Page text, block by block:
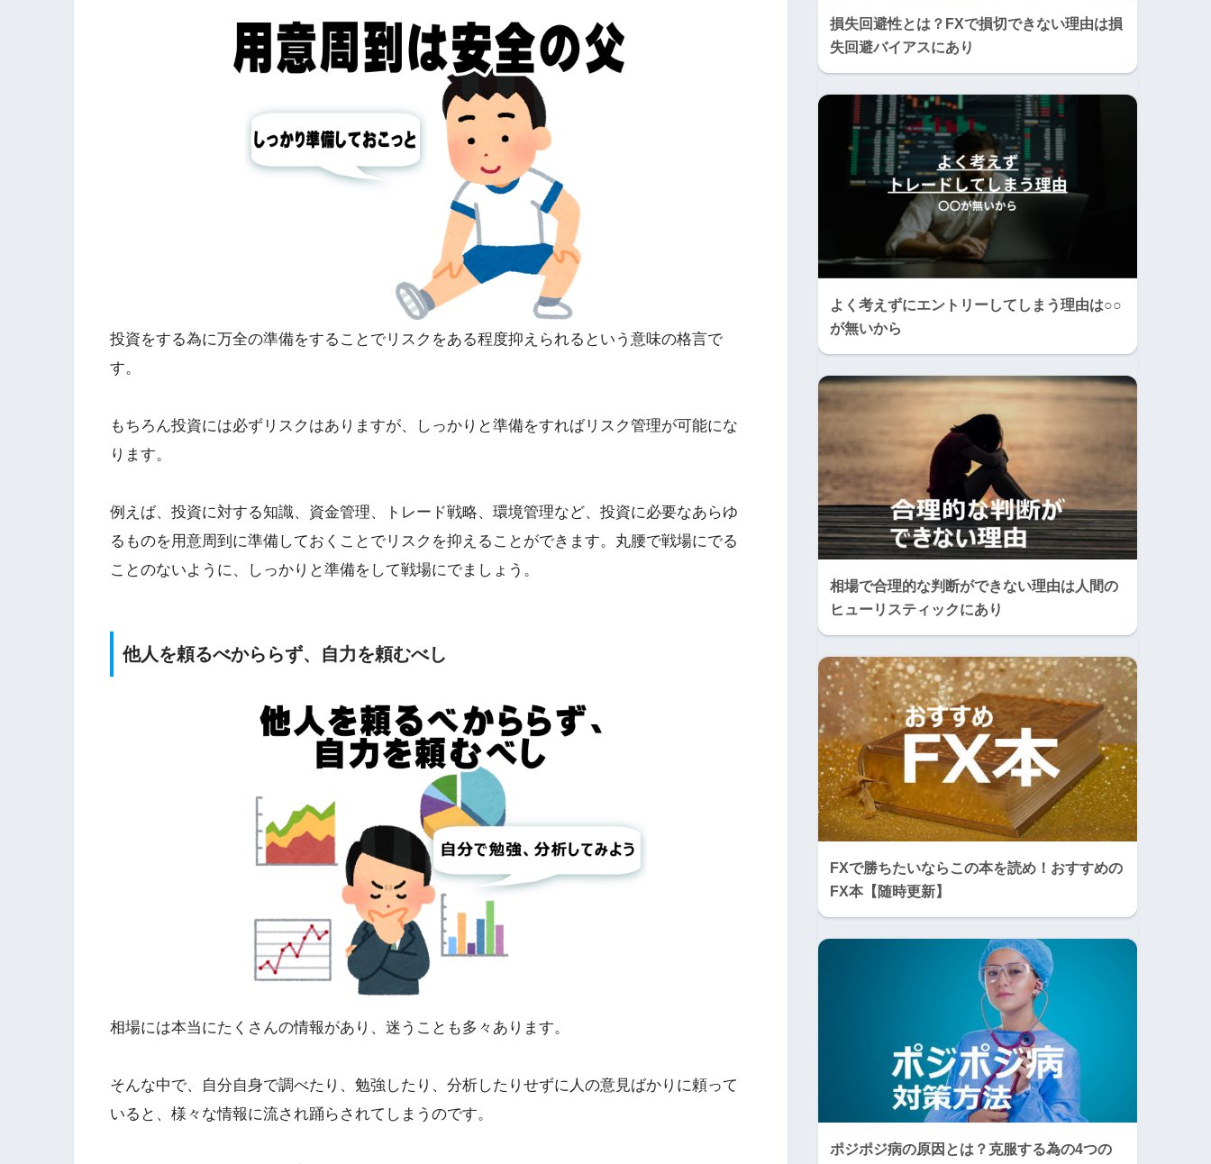
投資をする為に万全の準備をすることでリスクをある程度抑えられるという意味の格言で
す。
もちろん投資には必ずリスクはありますが、しっかりと準備をすればリスク管理が可能にな
ります。
例えば、投資に対する知識、資金管理、トレード戦略、環境管理など、投資に必要なあらゆ
るものを用意周到に準備しておくことでリスクを抑えることができます。丸腰で戦場にでる
ことのないように、しっかりと準備をして戦場にでましょう。
他人を頼るべかららず、自力を頼むべし
相場には本当にたくさんの情報があり、迷うことも多々あります。
そんな中で、自分自身で調べたり、勉強したり、分析したりせずに人の意見ばかりに頼って
いると、様々な情報に流され踊らされてしまうのです。
損失回避性とは？FXで損切できない理由は損
失回避バイアスにあり
よく考えずにエントリーしてしまう理由は○○
が無いから
相場で合理的な判断ができない理由は人間の
ヒューリスティックにあり
FXで勝ちたいならこの本を読め！おすすめの
FX本【随時更新】
ポジポジ病の原因とは？克服する為の4つの